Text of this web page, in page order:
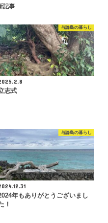
記事
与論島の暮らし
志式
与論島の暮らし
年もありがとうございまし
！